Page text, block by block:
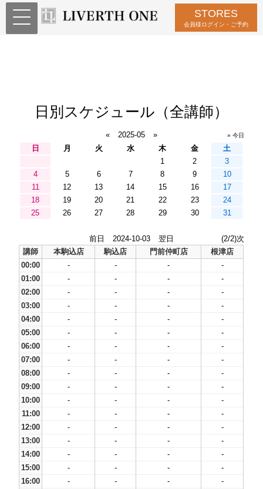
STORES
会員様ログイン・ご予約
日別スケジュール（全講師）
« 2025-05 » » 今日
日 月 火 水 木 金
土
1
2
3
4
5 6 7 8 9
10
11
12 13 14 15 16
17
18
19 20 21 22 23
24
25
26 27 28 29 30 31
前日 2024-10-03 翌日
(2/2)次
講師
本駒込店 駒込店 門前仲町店
根津店
00:00
- - -
-
01:00
- - -
-
02:00
- - -
-
03:00
- - -
-
04:00
- - -
-
05:00
- - -
-
06:00
- - -
-
07:00
- - -
-
08:00
- - -
-
09:00
- - -
-
10:00
- - -
-
11:00
- - -
-
12:00
- - -
-
13:00
- - -
-
14:00
- - -
-
15:00
- - -
-
16:00
- - -
-